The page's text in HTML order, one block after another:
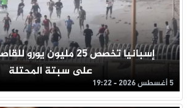
إسبانيا تخصص 25 مليون
على سبتة المحتلة
5 أغسطس 2026 - 19:22